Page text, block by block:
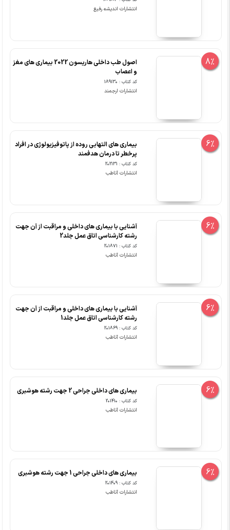
انتشارات اندیشه رفیع
8%
اصول طب داخلی هاریسون 2022 بیماری های مغز
و اعصاب
کد کتاب : 189130
انتشارات ارجمند
6%
بیماری های التهابی روده از پاتوفیزیولوژی در افراد
پرخطر تا درمان هدفمند
کد کتاب : 202131
انتشارات آناطب
6%
آشنایی با بیماری های داخلی و مراقبت از آن جهت
رشته کارشناسی اتاق عمل جلد2
کد کتاب : 201871
انتشارات آناطب
6%
آشنایی با بیماری های داخلی و مراقبت از آن جهت
رشته کارشناسی اتاق عمل جلد1
کد کتاب : 201869
انتشارات آناطب
6% بیماری های داخلی جراحی 2 جهت رشته هوشبری
کد کتاب : 201410
انتشارات آناطب
6% بیماری های داخلی جراحی 1 جهت رشته هوشبری
کد کتاب : 201409
انتشارات آناطب